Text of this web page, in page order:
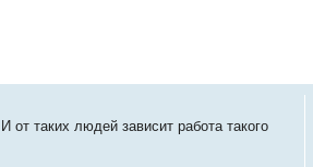
таких людей зависит работа такого